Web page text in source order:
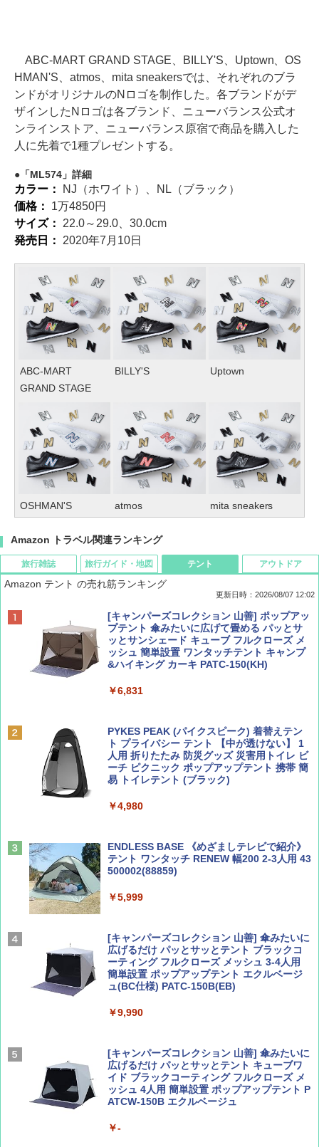
ABC-MART GRAND STAGE、BILLY'S、Uptown、OS
HMAN'S、atmos、mita sneakersでは、それぞれのブラ
ンドがオリジナルのNロゴを制作した。各ブランドがデ
ザインしたNロゴは各ブランド、ニューバランス公式オ
ンラインストア、ニューバランス原宿で商品を購入した
人に先着で1種プレゼントする。
「ML574」詳細
カラー：
NJ（ホワイト）、NL（ブラック）
価格： 1万4850円
サイズ： 22.0～29.0、30.0cm
発売日： 2020年7月10日
ABC-MART
GRAND STAGE
BILLY'S Uptown
OSHMAN'S atmos mita sneakers
Amazon トラベル関連ランキング
旅行雑誌
ディズニーファン ２０２６年 ９月号 [雑
誌] (ＤＩＳＮＥＹ ＦＡＮ)
￥713
￥1,500
AIRLINE（エアライン）2026年9月号【特
集】ボーイング110周年を祝して！
￥1,760
旅行ガイド・地図
D40 地球の歩き方 チェンマイ タイ北部の魅
力的な町 2026～2027 地球の歩き方D アジア
￥2,079
￥2,479
ァキア 2026～2027 地球の歩き方A ヨーロッ
￥2,277
新しい日本地理 地図・統計・移動から読み
解く (講談社現代新書)
￥1,540
テント
Amazon テント の売れ筋ランキング
更新日時：2026/08/07 12:02
[キャンパーズコレクション 山善] ポップアッ
プテント 傘みたいに広げて畳める パッとサ
ッとサンシェード キューブ フルクローズ メ
ッシュ 簡単設置 ワンタッチテント キャンプ
&ハイキング カーキ PATC-150(KH)
￥6,831
PYKES PEAK (パイクスピーク) 着替えテン
ト プライバシー テント 【中が透けない】 1
人用 折りたたみ 防災グッズ 災害用トイレ ビ
ーチ ピクニック ポップアップテント 携帯 簡
易 トイレテント (ブラック)
￥4,980
ENDLESS BASE 《めざましテレビで紹介》
テント ワンタッチ RENEW 幅200 2-3人用 43
500002(88859)
￥5,999
[キャンパーズコレクション 山善] 傘みたいに
広げるだけ パッとサッとテント ブラックコ
ーティング フルクローズ メッシュ 3-4人用
簡単設置 ポップアップテント エクルベージ
ュ(BC仕様) PATC-150B(EB)
￥9,990
[キャンパーズコレクション 山善] 傘みたいに
広げるだけ パッとサッとテント キューブワ
イド ブラックコーティング フルクローズ メ
ッシュ 4人用 簡単設置 ポップアップテント P
ATCW-150B エクルベージュ
￥-
アウトドア